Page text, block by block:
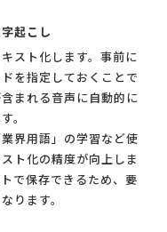
起こし
スト化します。事前に
を指定しておくことで
まれる音声に自動的に
。
界用語」の学習など使
ト化の精度が向上しま
で保存できるため、要
ります。